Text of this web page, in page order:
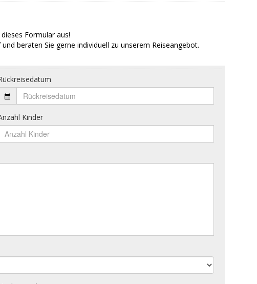
Formular aus!
beraten Sie gerne individuell zu unserem Reiseangebot.